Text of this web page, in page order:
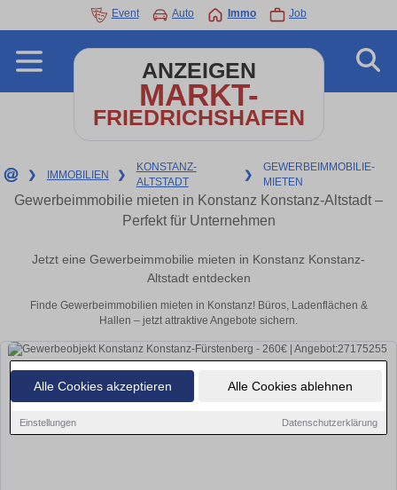
Alle Cookies akzeptieren Alle Cookies ablehnen
Einstellungen Datenschutzerklärung
Event Auto Immo Job
ANZEIGEN
MARKT-
FRIEDRICHSHAFEN
❯ IMMOBILIEN ❯
KONSTANZ-
ALTSTADT
❯
GEWERBEIMMOBILIE-
MIETEN
Gewerbeimmobilie mieten in Konstanz Konstanz-Altstadt –
Perfekt für Unternehmen
Jetzt eine Gewerbeimmobilie mieten in Konstanz Konstanz-
Altstadt entdecken
Finde Gewerbeimmobilien mieten in Konstanz! Büros, Ladenflächen &
Hallen – jetzt attraktive Angebote sichern.